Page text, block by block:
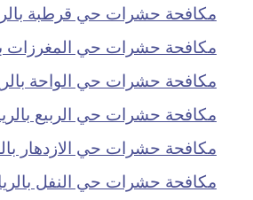
مكافحة حشرات حي قرطبة
مكافحة حشرات حي المغرزات
مكافحة حشرات حي الواحة
مكافحة حشرات حي الربيع
مكافحة حشرات حي الازدهار
مكافحة حشرات حي النفل